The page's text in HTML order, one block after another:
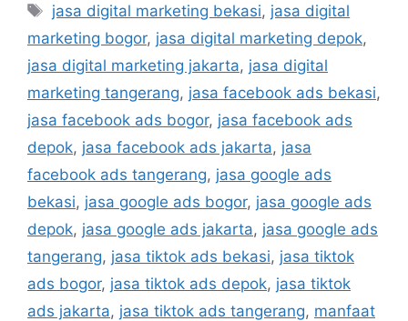
jasa digital marketing bekasi, jasa digital
marketing bogor, jasa digital marketing depok,
jasa digital marketing jakarta, jasa digital
marketing tangerang, jasa facebook ads bekasi,
jasa facebook ads bogor, jasa facebook ads
depok, jasa facebook ads jakarta, jasa
facebook ads tangerang, jasa google ads
bekasi, jasa google ads bogor, jasa google ads
depok, jasa google ads jakarta, jasa google ads
tangerang, jasa tiktok ads bekasi, jasa tiktok
ads bogor, jasa tiktok ads depok, jasa tiktok
ads jakarta, jasa tiktok ads tangerang, manfaat